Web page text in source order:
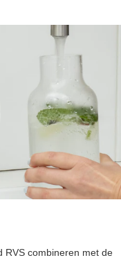
RVS combineren met de